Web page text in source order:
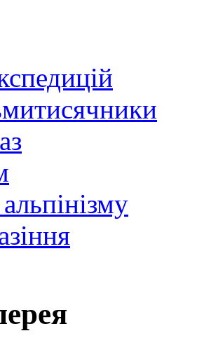
альпінізму